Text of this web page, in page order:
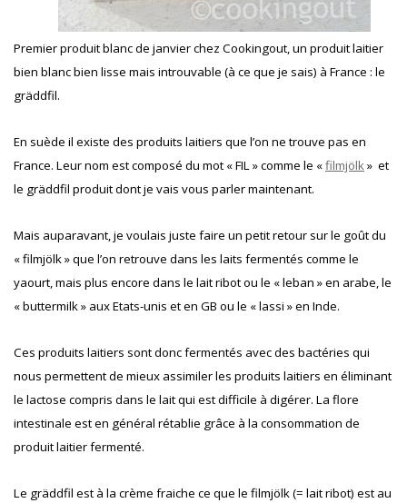
Premier produit blanc de janvier chez Cookingout, un produit laitier
bien blanc bien lisse mais introuvable (à ce que je sais) à France : le
gräddfil.
En suède il existe des produits laitiers que l’on ne trouve pas en
France. Leur nom est composé du mot « FIL » comme le «filmjölk» et
le gräddfil produit dont je vais vous parler maintenant.
Mais auparavant, je voulais juste faire un petit retour sur le goût du
« filmjölk » que l’on retrouve dans les laits fermentés comme le
yaourt, mais plus encore dans le lait ribot ou le « leban » en arabe, le
« buttermilk » aux Etats-unis et en GB ou le « lassi » en Inde.
Ces produits laitiers sont donc fermentés avec des bactéries qui
nous permettent de mieux assimiler les produits laitiers en éliminant
le lactose compris dans le lait qui est difficile à digérer. La flore
intestinale est en général rétablie grâce à la consommation de
produit laitier fermenté.
Le gräddfil est à la crème fraiche ce que le filmjölk (= lait ribot) est au